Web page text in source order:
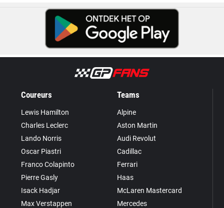
Coureurs
Lewis Hamilton
Charles Leclerc
Lando Norris
Oscar Piastri
Franco Colapinto
Pierre Gasly
Isack Hadjar
Max Verstappen
Teams
Alpine
Aston Martin
Audi Revolut
Cadillac
Ferrari
Haas
McLaren Mastercard
Mercedes